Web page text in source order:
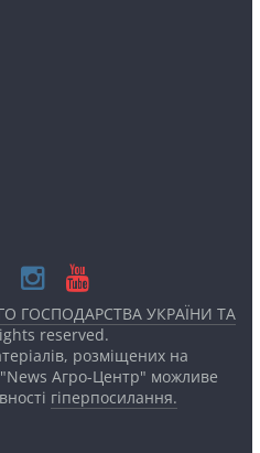
ГОСПОДАРСТВА УКРАЇНИ ТА
reserved.
розміщених на
Агро-Центр" можливе
гіперпосилання.